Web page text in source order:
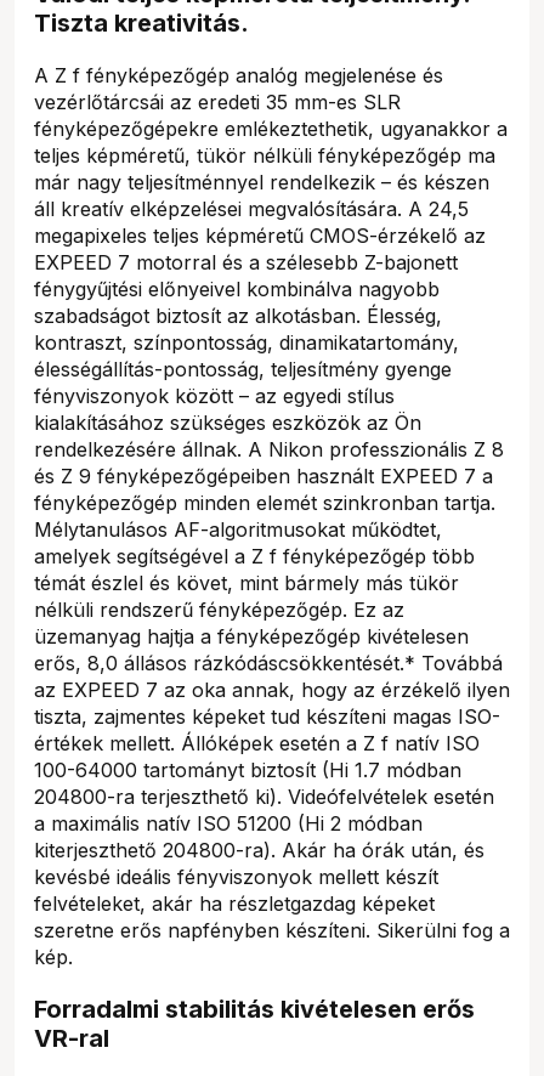
Tiszta kreativitás.
A Z f fényképezőgép analóg megjelenése és
vezérlőtárcsái az eredeti 35 mm-es SLR
fényképezőgépekre emlékeztethetik, ugyanakkor a
teljes képméretű, tükör nélküli fényképezőgép ma
már nagy teljesítménnyel rendelkezik – és készen
áll kreatív elképzelései megvalósítására. A 24,5
megapixeles teljes képméretű CMOS-érzékelő az
EXPEED 7 motorral és a szélesebb Z-bajonett
fénygyűjtési előnyeivel kombinálva nagyobb
szabadságot biztosít az alkotásban. Élesség,
kontraszt, színpontosság, dinamikatartomány,
élességállítás-pontosság, teljesítmény gyenge
fényviszonyok között – az egyedi stílus
kialakításához szükséges eszközök az Ön
rendelkezésére állnak. A Nikon professzionális Z 8
és Z 9 fényképezőgépeiben használt EXPEED 7 a
fényképezőgép minden elemét szinkronban tartja.
Mélytanulásos AF-algoritmusokat működtet,
amelyek segítségével a Z f fényképezőgép több
témát észlel és követ, mint bármely más tükör
nélküli rendszerű fényképezőgép. Ez az
üzemanyag hajtja a fényképezőgép kivételesen
erős, 8,0 állásos rázkódáscsökkentését.* Továbbá
az EXPEED 7 az oka annak, hogy az érzékelő ilyen
tiszta, zajmentes képeket tud készíteni magas ISO-
értékek mellett. Állóképek esetén a Z f natív ISO
100-64000 tartományt biztosít (Hi 1.7 módban
204800-ra terjeszthető ki). Videófelvételek esetén
a maximális natív ISO 51200 (Hi 2 módban
kiterjeszthető 204800-ra). Akár ha órák után, és
kevésbé ideális fényviszonyok mellett készít
felvételeket, akár ha részletgazdag képeket
szeretne erős napfényben készíteni. Sikerülni fog a
kép.
Forradalmi stabilitás kivételesen erős
VR-ral